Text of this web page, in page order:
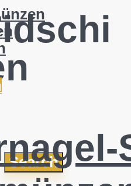
Search